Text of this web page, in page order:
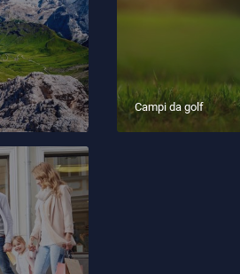
Campi da golf